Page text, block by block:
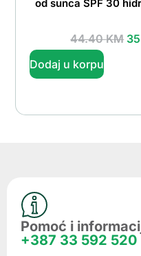
od sunca SPF 30
44.40KM
Dodaj u korpu
Pomoć i
+387 33 592 520